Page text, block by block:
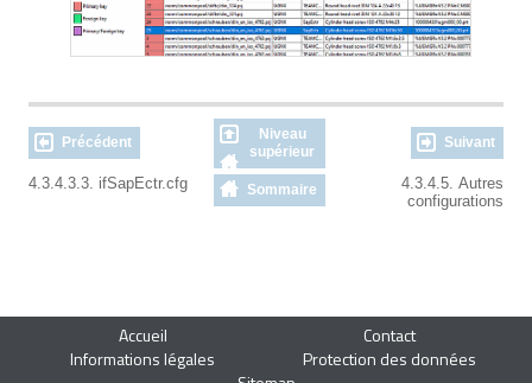
Précédent
Niveau
supérieur
Suivant
4.3.4.3.3. ifSapEctr.cfg Sommaire
4.3.4.5. Autres
configurations
Accueil
Contact
Informations légales
Protection des données